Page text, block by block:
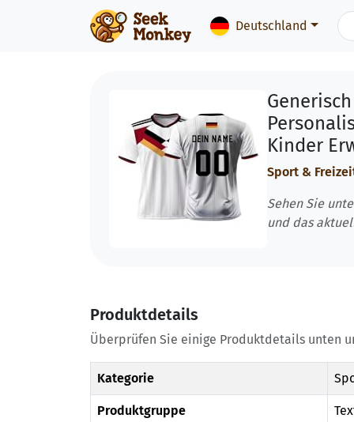
Deutschland
Kinder
Sport &
Sehen Sie
und das
Produktdetails
Überprüfen Sie einige Produktdetails unten
Kategorie
Produktgruppe